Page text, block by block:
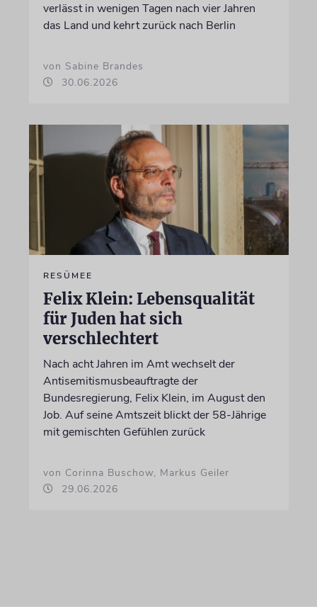
verlässt in wenigen Tagen nach vier Jahren
das Land und kehrt zurück nach Berlin
von Sabine Brandes
30.06.2026
RESÜMEE
Felix Klein: Lebensqualität
für Juden hat sich
verschlechtert
Nach acht Jahren im Amt wechselt der
Antisemitismusbeauftragte der
Bundesregierung, Felix Klein, im August den
Job. Auf seine Amtszeit blickt der 58-Jährige
mit gemischten Gefühlen zurück
von Corinna Buschow, Markus Geiler
29.06.2026